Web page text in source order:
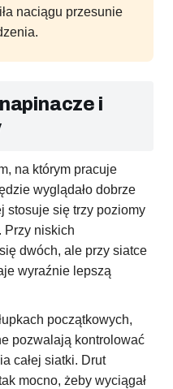
naciągu przesunie
i
na którym pracuje
wyglądało dobrze
stosuje się trzy poziomy
Przy niskich
dwóch, ale przy siatce
wyraźnie lepszą
początkowych,
pozwalają kontrolować
całej siatki. Drut
mocno, żeby wyciągał